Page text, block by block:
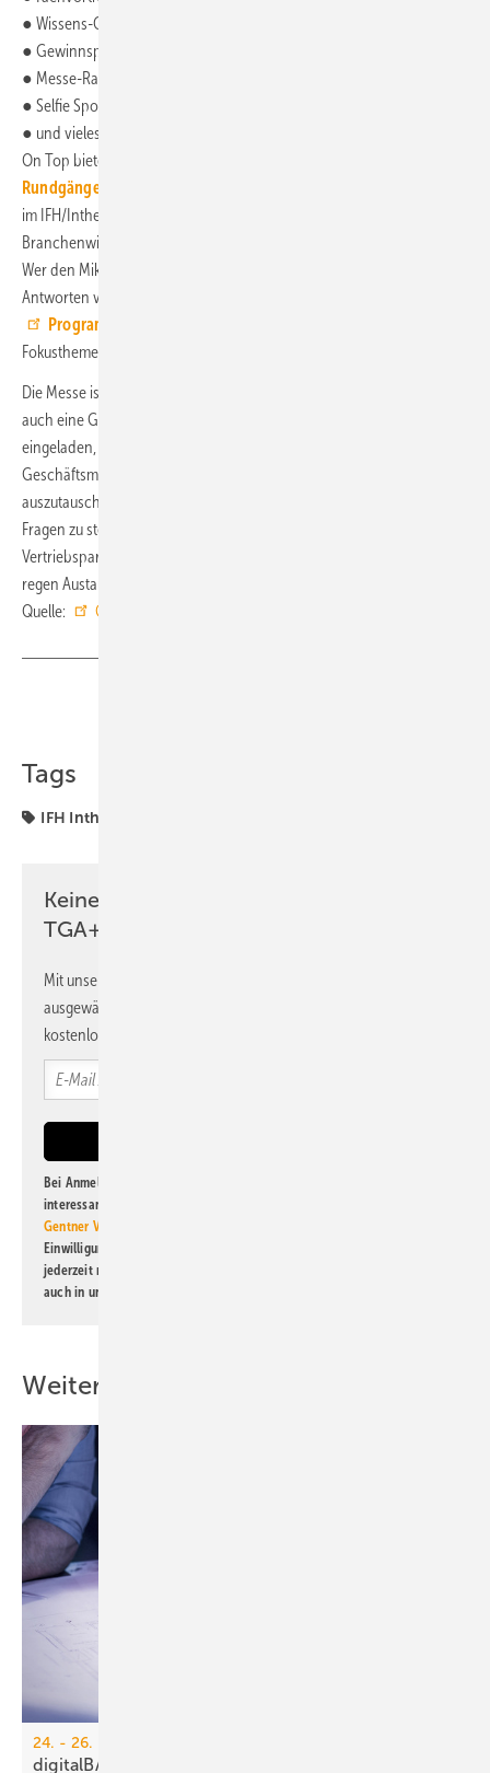
● Wissens-Quiz und
● Gewinnspiele,
● Messe-Rallye,
● Selfie Spots
● und vieles mehr.
On Top bietet das Rahmenprogramm der Messe mit
Rundgängen
im IFH/Intherm Forum und Innovations-Podium das wichtigste
Branchenwissen, Hintergründe und Zukunftstrends in kürzester Zeit.
Wer den Mikro-Würfel fängt, kann direkt mitdiskutieren und bekommt
Antworten von den Experten. Auf der Messewebsite gibt es das ganze
Programm
Fokusthemen.
Die Messe ist nicht nur eine Plattform für Produktneuheiten, sondern
auch eine Gelegenheit zum intensiven
eingeladen, sich mit Kollegen zu treffen, neue Kontakte zu knüpfen,
Geschäftsmöglichkeiten zu erkunden und sich mit anderen Experten
auszutauschen. Die Messezeit sollte effektiv genutzt werden, um
Fragen zu stellen und direkt mit Produktverantwortlichen und
Vertriebspartnern in Kontakt zu treten. Die Aussteller freuen sich auf
regen Austausch und Feedback. ■
Quelle:
GHM
Tags
IFH Intherm
Keine Zeit? Kein Problem mit dem
TGA+E Newsletter!
Mit unserem Newsletter erhalten Sie regelmäßig von uns
ausgewählte Informationen und Neuigkeiten, gebündelt und
kostenlos direkt ins Postfach.
Bei Anmeldung zu diesem Newsletter bin ich damit einverstanden, über
interessante Verlags- und Online-Angebote
Gentner Verlag GmbH & Co. KG
Einwilligung kann ich jederzeit widerrufen und eine Abmeldung ist
jederzeit möglich. Informationen zum Umgang mit Daten finden Sie
auch in unserer
Weitere Inhalte
24. - 26. März 2026, Köln
digitalBAU 2026: Pro­duk­ti­vi­tät nach­hal­tig